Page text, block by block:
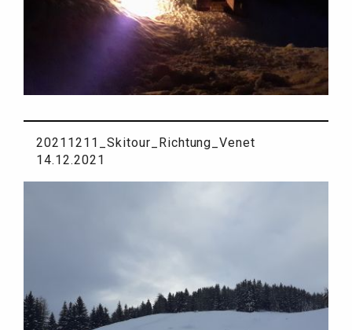
20211211_Skitour_Richtung_Venet
14.12.2021